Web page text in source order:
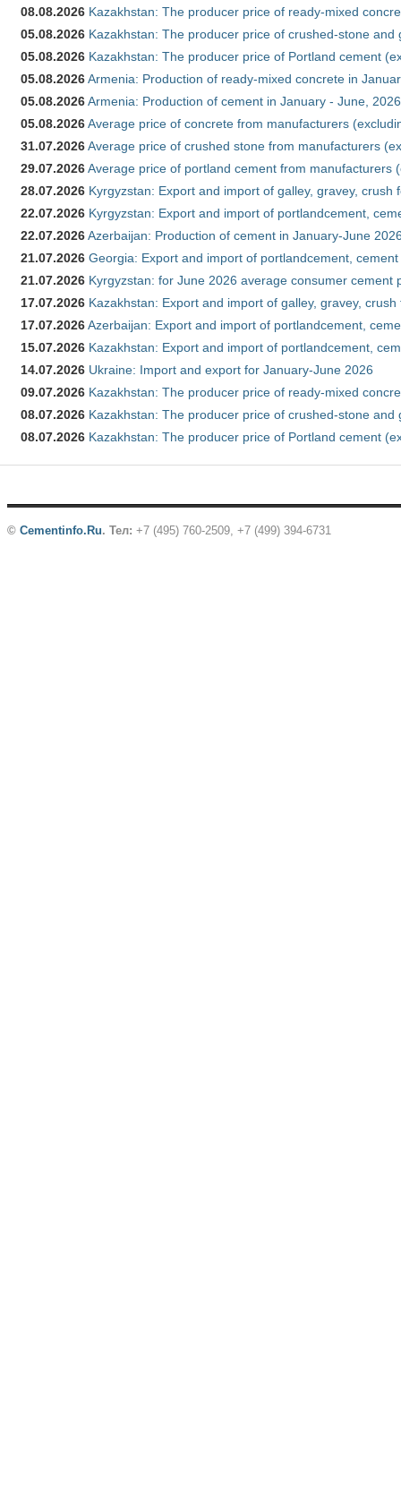
08.08.2026 Kazakhstan: The producer price of ready-mixed
05.08.2026 Kazakhstan: The producer price of crushed-stone and
05.08.2026 Kazakhstan: The producer price of Portland cement
05.08.2026Armenia: Production of ready-mixed concrete in
05.08.2026Armenia: Production of cement in January - June, 2026
05.08.2026Average price of concrete from manufacturers
31.07.2026Average price of crushed stone from manufacturers
29.07.2026Average price of portland cement from manufacturers
28.07.2026 Kyrgyzstan: Export and import of galley, gravey,
22.07.2026 Kyrgyzstan: Export and import of portlandcement,
22.07.2026Azerbaijan: Production of cement in January-June
21.07.2026 Georgia: Export and import of portlandcement,
21.07.2026 Kyrgyzstan: for June 2026 average consumer cement
17.07.2026 Kazakhstan: Export and import of galley, gravey,
17.07.2026Azerbaijan: Export and import of portlandcement,
15.07.2026 Kazakhstan: Export and import of portlandcement,
14.07.2026 Ukraine: Import and export for January-June 2026
09.07.2026 Kazakhstan: The producer price of ready-mixed
08.07.2026 Kazakhstan: The producer price of crushed-stone and
08.07.2026 Kazakhstan: The producer price of Portland cement
© Cementinfo.Ru. Тел: +7 (495) 760-2509, +7 (499) 394-6731